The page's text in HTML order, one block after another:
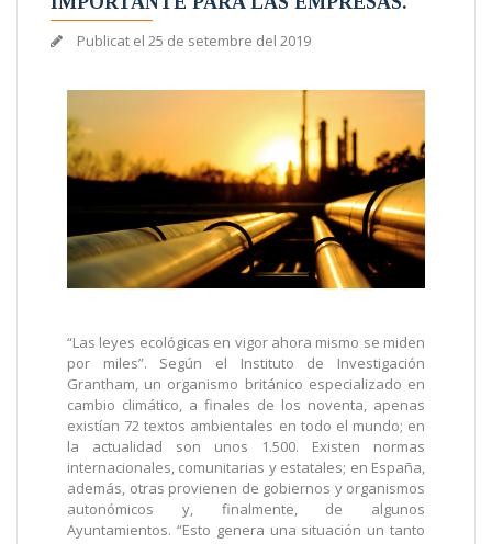
Publicat el 25 de setembre del 2019
“Las leyes ecológicas en vigor ahora mismo se miden
por miles”. Según el Instituto de Investigación
Grantham, un organismo británico especializado en
cambio climático, a finales de los noventa, apenas
existían 72 textos ambientales en todo el mundo; en
la actualidad son unos 1.500. Existen normas
internacionales, comunitarias y estatales; en España,
además, otras provienen de gobiernos y organismos
autonómicos y, finalmente, de algunos
Ayuntamientos. “Esto genera una situación un tanto